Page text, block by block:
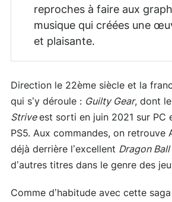
reproches à faire aux
musique qui créées une
et plaisante.
Direction le 22ème siècle et la
qui s’y déroule : Guilty Gear, dont
Striveest sorti en juin 2021 sur PC
PS5. Aux commandes, on retrouve
déjà derrière l’excellent Dragon
d’autres titres dans le genre des
Comme d’habitude avec cette